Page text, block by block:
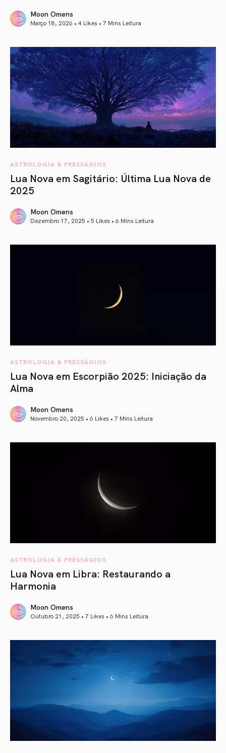
Moon Omens
Março 18, 2026 • 4 Likes • 7 Mins Leitura
ASTROLOGIA & PRESSÁGIOS
Lua Nova em Sagitário: Última Lua Nova de
2025
Moon Omens
Dezembro 17, 2025 • 5 Likes • 6 Mins Leitura
ASTROLOGIA & PRESSÁGIOS
Lua Nova em Escorpião 2025: Iniciação da
Alma
Moon Omens
Novembro 20, 2025 • 6 Likes • 7 Mins Leitura
ASTROLOGIA & PRESSÁGIOS
Lua Nova em Libra: Restaurando a
Harmonia
Moon Omens
Outubro 21, 2025 • 7 Likes • 6 Mins Leitura